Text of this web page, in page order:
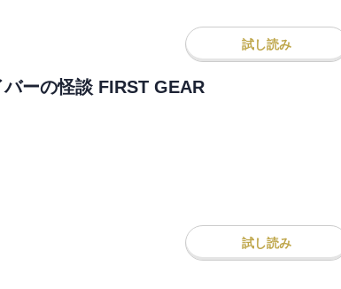
試し読み
バーの怪談 FIRST GEAR
試し読み